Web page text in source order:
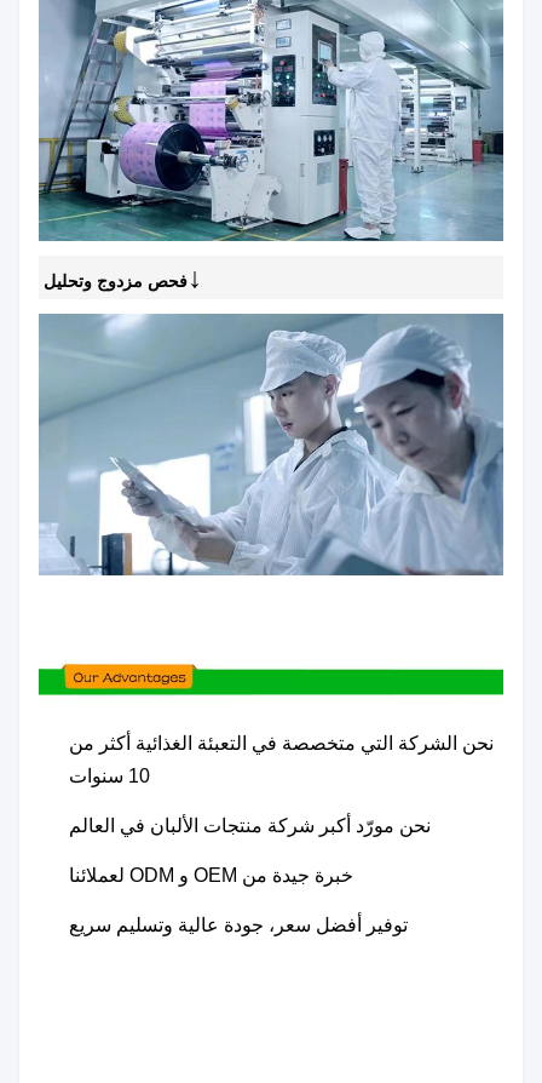
↓فحص مزدوج وتحليل
نحن الشركة التي متخصصة في التعبئة الغذائية أكثر من
10 سنوات
نحن مورّد أكبر شركة منتجات الألبان في العالم
خبرة جيدة من OEM و ODM لعملائنا
توفير أفضل سعر، جودة عالية وتسليم سريع